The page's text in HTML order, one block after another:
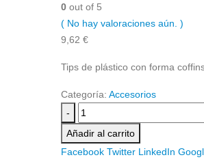
0 out of 5
( No hay valoraciones aún. )
9,62 €
Tips de plástico con forma
Categoría: Accesorios
-
Añadir al carrito
Facebook Twitter LinkedIn